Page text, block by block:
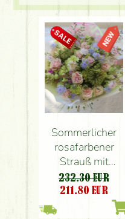
Sommerlicher
rosafarbener
Strauß mit
Pastellfarben,
kleinen Blüten,
Rosen (54 Stiele)
232.30 EUR
211.80 EUR